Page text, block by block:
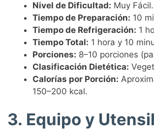
Nivel de Dificultad: Muy Fácil.
Tiempo de Preparación: 10
Tiempo de Refrigeración: 1
Tiempo Total: 1 hora y 10
Porciones: 8–10 porciones
Clasificación Dietética:
Calorías por Porción:
150–200 kcal.
3. Equipo y